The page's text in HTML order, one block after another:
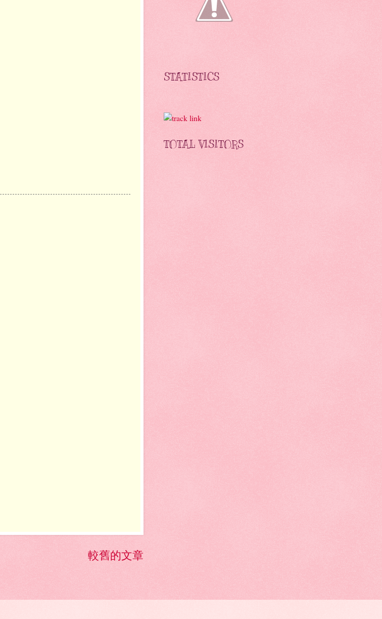
較舊的文章
STATISTICS
TOTAL VISITORS